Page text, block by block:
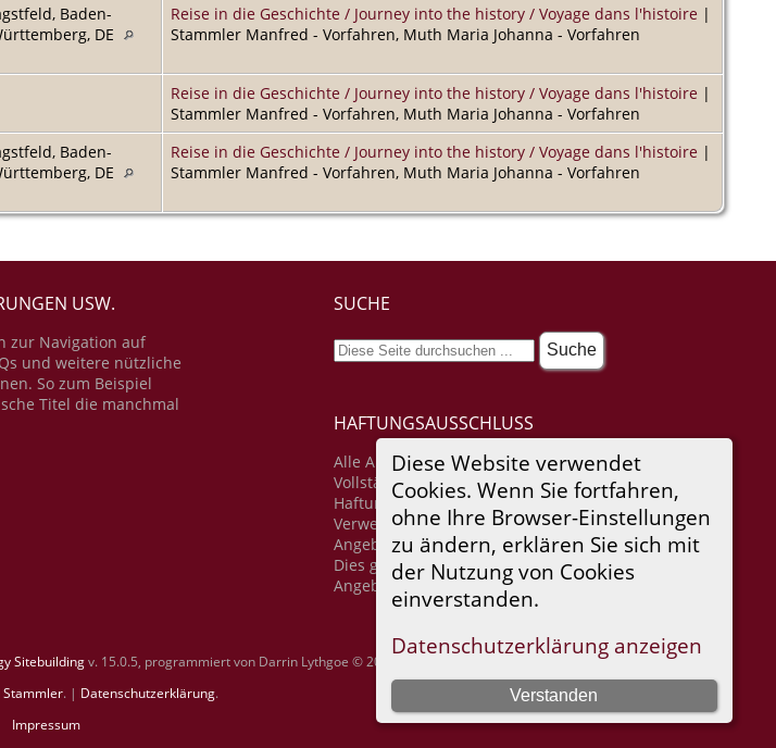
Diese Website verwendet
Cookies. Wenn Sie fortfahren,
ohne Ihre Browser-Einstellungen
zu ändern, erklären Sie sich mit
der Nutzung von Cookies
einverstanden.
Datenschutzerklärung anzeigen
Verstanden
Baden-
DE
Reise in die Geschichte / Journey into the history / Voyage dans l'histoire |
Stammler Manfred - Vorfahren, Muth Maria Johanna - Vorfahren
Reise in die Geschichte / Journey into the history / Voyage dans l'histoire |
Stammler Manfred - Vorfahren, Muth Maria Johanna - Vorfahren
Baden-
DE
Reise in die Geschichte / Journey into the history / Voyage dans l'histoire |
Stammler Manfred - Vorfahren, Muth Maria Johanna - Vorfahren
USW.
zur Navigation auf
und weitere nützliche
So zum Beispiel
Titel die manchmal
SUCHE
HAFTUNGSAUSSCHLUSS
Alle Angaben erfolgen ohne Gewähr für
Vollständigkeit oder Richtigkeit. Es wird keine
Haftung übernommen für Schäden durch die
Verwendung von Informationen aus diesem Online-
Angebot oder durch das Fehlen von Informationen.
Dies gilt auch für Inhalte Dritter, die über dieses
Angebot zugänglich sind.
Sitebuildingv. 15.0.5, programmiert von Darrin Lythgoe © 2001-2026.
. | Datenschutzerklärung.
Impressum